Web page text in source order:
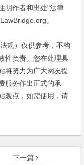
明作者和出处"法律
。
）仅供参考，不构
性负责。您在处理具
将努力为广大网友提
服务作出正式的承
观点，如需使用，请
下一篇